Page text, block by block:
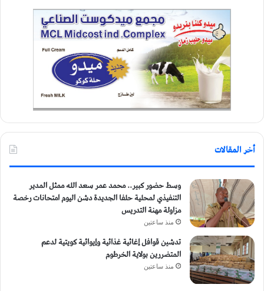
أخر المقالات
وسط حضور كبير.. محمد عمر سعد الله ممثل المدير
التنفيذي لمحلية حلفا الجديدة دشن اليوم امتحانات رخصة
مزاولة مهنة التدريس
منذ ساعتين
تدشين قوافل إغاثية غذائية وإيوائية كويتية لدعم
المتضررين بولاية الخرطوم
منذ ساعتين